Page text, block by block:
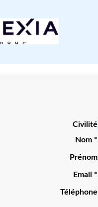
Civilité
Nom *
Prénom
Email *
Téléphone